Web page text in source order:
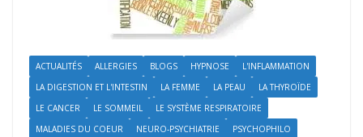
ACTUALITÉS ALLERGIES BLOGS HYPNOSE
L'INFLAMMATION
LA DIGESTION ET L'INTESTIN
LA FEMME LA PEAU
LA THYROÏDE
LE CANCER
LE SOMMEIL
LE SYSTÈME RESPIRATOIRE
MALADIES DU COEUR
NEURO-PSYCHIATRIE PSYCHOPHILO